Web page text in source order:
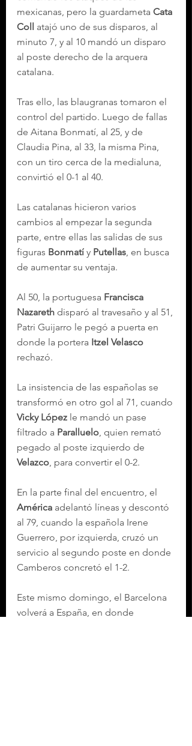
mexicanas, pero la guardameta Cata
Coll atajó uno de sus disparos, al
minuto 7, y al 10 mandó un disparo
al poste derecho de la arquera
catalana.
Tras ello, las blaugranas tomaron el
control del partido. Luego de fallas
de Aitana Bonmatí, al 25, y de
Claudia Pina, al 33, la misma Pina,
con un tiro cerca de la medialuna,
convirtió el 0-1 al 40.
Las catalanas hicieron varios
cambios al empezar la segunda
parte, entre ellas las salidas de sus
figuras Bonmatí y Putellas, en busca
de aumentar su ventaja.
Al 50, la portuguesa Francisca
Nazareth disparó al travesaño y al 51,
Patri Guijarro le pegó a puerta en
donde la portera Itzel Velasco
rechazó.
La insistencia de las españolas se
transformó en otro gol al 71, cuando
Vicky López le mandó un pase
filtrado a Paralluelo, quien remató
pegado al poste izquierdo de
Velazco, para convertir el 0-2.
En la parte final del encuentro, el
América adelantó líneas y descontó
al 79, cuando la española Irene
Guerrero, por izquierda, cruzó un
servicio al segundo poste en donde
Camberos concretó el 1-2.
Este mismo domingo, el Barcelona
volverá a España, en donde